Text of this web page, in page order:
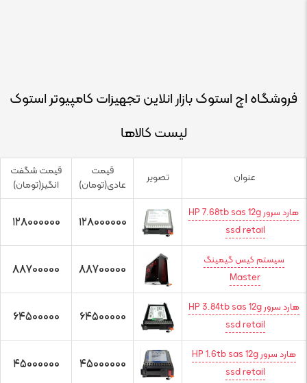
فروشگاه اچ استوک بازار انلاین تجهیزات کامپیوتر استوک
لیست کالاها
عنوان تصویر
قیمت
عادی(تومان)
قیمت شگفت
انگیز(تومان)
هارد سرور HP 7.68tb sas 12g
ssd retail
128000000
128000000
سیستم کیس گیمینگ
Master
88700000
88700000
هارد سرور HP 3.84tb sas 12g
ssd retail
64500000
64500000
هارد سرور HP 1.6tb sas 12g
ssd retail
45000000
45000000